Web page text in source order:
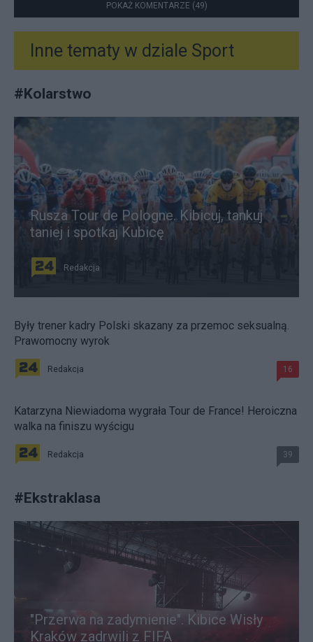
POKAŻ KOMENTARZE (49)
Inne tematy w dziale Sport
#Kolarstwo
Rusza Tour de Pologne. Kibicuj, tankuj
taniej i spotkaj Kubicę
Redakcja
Były trener kadry Polski skazany za przemoc seksualną.
Prawomocny wyrok
Redakcja 16
Katarzyna Niewiadoma wygrała Tour de France! Heroiczna
walka na finiszu wyścigu
Redakcja 39
#Ekstraklasa
"Przerwa na zadymienie". Kibice Wisły
Kraków zadrwili z FIFA